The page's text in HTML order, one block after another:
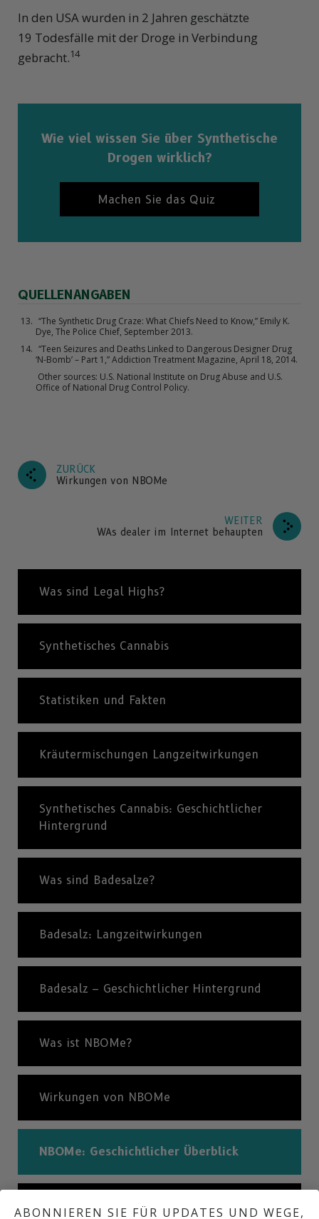
In den USA wurden in 2 Jahren geschätzte
19 Todesfälle mit der Droge in Verbindung
gebracht.14
Wie viel wissen Sie über Synthetische
Drogen wirklich?
Machen Sie das Quiz
QUELLENANGABEN
“The Synthetic Drug Craze: What Chiefs Need to Know,” Emily K.
Dye, The Police Chief, September 2013.
“Teen Seizures and Deaths Linked to Dangerous Designer Drug
‘N-Bomb’ – Part 1,” Addiction Treatment Magazine, April 18, 2014.
Other sources: U.S. National Institute on Drug Abuse and U.S.
Office of National Drug Control Policy.
ZURÜCK
Wirkungen von NBOMe
WEITER
WAs dealer im Internet behaupten
Was sind Legal Highs?
Synthetisches Cannabis
Statistiken und Fakten
Kräutermischungen Langzeitwirkungen
Synthetisches Cannabis: Geschichtlicher
Hintergrund
Was sind Badesalze?
Badesalz: Langzeitwirkungen
Badesalz – Geschichtlicher Hintergrund
Was ist NBOMe?
Wirkungen von NBOMe
NBOMe: Geschichtlicher Überblick
WAs dealer im Internet behaupten
ABONNIEREN SIE FÜR UPDATES UND WEGE,